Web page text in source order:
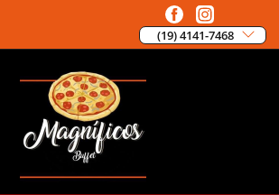
(19) 4141-7468